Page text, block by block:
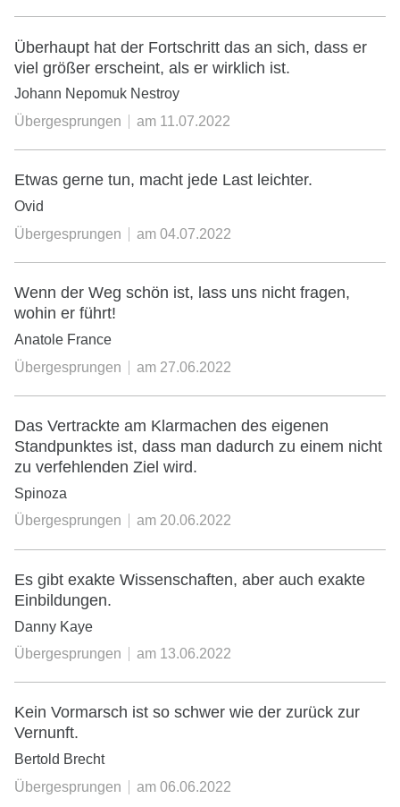
Überhaupt hat der Fortschritt das an sich, dass er
viel größer erscheint, als er wirklich ist.
Johann Nepomuk Nestroy
Übergesprungen
am 11.07.2022
Etwas gerne tun, macht jede Last leichter.
Ovid
Übergesprungen
am 04.07.2022
Wenn der Weg schön ist, lass uns nicht fragen,
wohin er führt!
Anatole France
Übergesprungen
am 27.06.2022
Das Vertrackte am Klarmachen des eigenen
Standpunktes ist, dass man dadurch zu einem nicht
zu verfehlenden Ziel wird.
Spinoza
Übergesprungen
am 20.06.2022
Es gibt exakte Wissenschaften, aber auch exakte
Einbildungen.
Danny Kaye
Übergesprungen
am 13.06.2022
Kein Vormarsch ist so schwer wie der zurück zur
Vernunft.
Bertold Brecht
Übergesprungen
am 06.06.2022